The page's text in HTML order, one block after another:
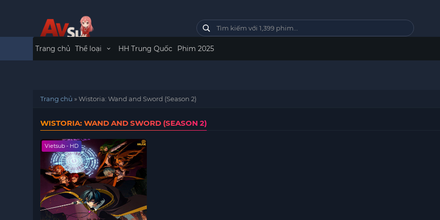
Trang chủ Thể loại HH Trung Quốc Phim 2025
Trang chủ »Wistoria: Wand and Sword (Season 2)
WISTORIA: WAND AND SWORD (SEASON 2)
Vietsub - HD